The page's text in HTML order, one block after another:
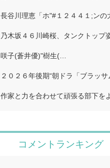
長谷川理恵「ホ"#１２４４１;ン
乃木坂４６川崎桜、タンクトッ
咲子(蒼井優)"樹生(…
２０２６年後期“朝ドラ「ブラッサ
作家と力を合わせて頑張る部下